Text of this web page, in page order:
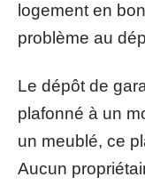
logement en
problème au
Le dépôt de
plafonné à un
un meublé, ce
Aucun